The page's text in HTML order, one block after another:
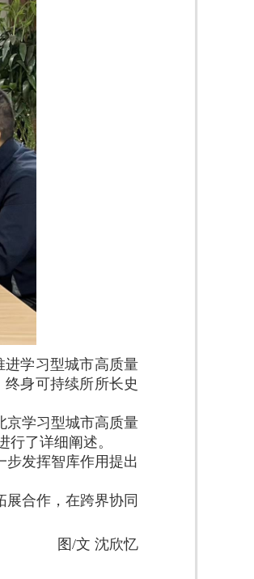
进学习型城市高质量
身可持续所所长史
京学习型城市高质量
行了详细阐述。
步发挥智库作用提出
合作，在跨界协同
图/文 沈欣忆